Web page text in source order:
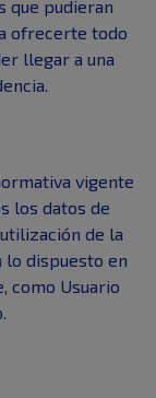
que pudieran
ofrecerte todo
llegar a una
vigente
los datos de
de la
lo dispuesto en
como Usuario